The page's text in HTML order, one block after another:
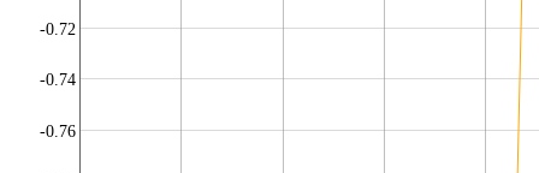
-0.76
-0.74
-0.72